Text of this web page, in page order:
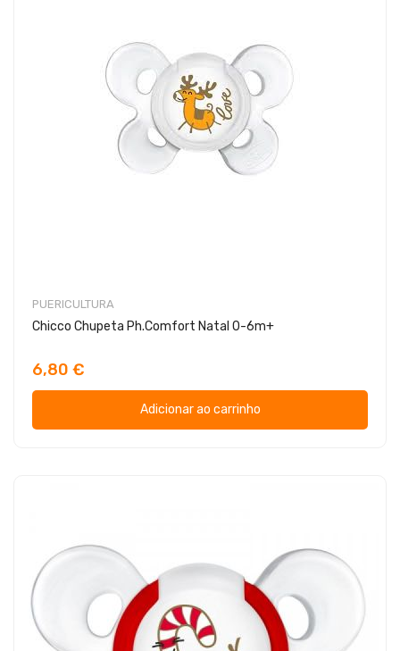
PUERICULTURA
Chicco Chupeta Ph.Comfort Natal 0-6m+
6,80 €
Adicionar ao carrinho